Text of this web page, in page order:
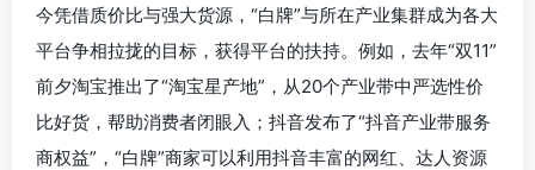
今凭借质价比与强大货源，“白牌”与所在产业集群成为各大
平台争相拉拢的目标，获得平台的扶持。例如，去年“双11”
前夕淘宝推出了“淘宝星产地”，从20个产业带中严选性价
比好货，帮助消费者闭眼入；抖音发布了“抖音产业带服务
商权益”，“白牌”商家可以利用抖音丰富的网红、达人资源